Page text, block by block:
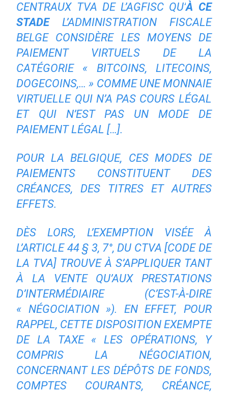
CENTRAUX TVA DE L’AGFISC QU’À CE
STADEL’ADMINISTRATION FISCALE
BELGE CONSIDÈRE LES MOYENS DE
PAIEMENT VIRTUELS DE LA
CATÉGORIE « BITCOINS, LITECOINS,
DOGECOINS,… » COMME UNE MONNAIE
VIRTUELLE QUI N’A PAS COURS LÉGAL
ET QUI N’EST PAS UN MODE DE
PAIEMENT LÉGAL […].
POUR LA BELGIQUE, CES MODES DE
PAIEMENTS CONSTITUENT DES
CRÉANCES, DES TITRES ET AUTRES
EFFETS.
DÈS LORS, L’EXEMPTION VISÉE À
L’ARTICLE 44 § 3, 7°, DU CTVA [CODE DE
LA TVA] TROUVE À S’APPLIQUER TANT
À LA VENTE QU’AUX PRESTATIONS
D’INTERMÉDIAIRE (C’EST-À-DIRE
« NÉGOCIATION »). EN EFFET, POUR
RAPPEL, CETTE DISPOSITION EXEMPTE
DE LA TAXE «LES OPÉRATIONS, Y
COMPRIS LA NÉGOCIATION,
CONCERNANT LES DÉPÔTS DE FONDS,
COMPTES COURANTS, CRÉANCE,